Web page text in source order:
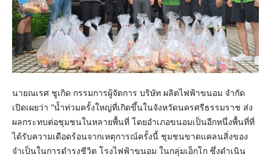
นายณเรศ ชูเกิด กรรมการผู้จัดการ บริษัท ผลิตไฟฟ้าขนอม จำกัด
เปิดเผยว่า “น้ำท่วมครั้งใหญ่ที่เกิดขึ้นในจังหวัดนครศรีธรรมราช ส่ง
ผลกระทบต่อชุมชนในหลายพื้นที่ โดยอำเภอขนอมเป็นอีกหนึ่งพื้นที่ที่
ได้รับความเดือดร้อนจากเหตุการณ์ครั้งนี้ ชุมชนขาดแคลนสิ่งของ
จำเป็นในการดำรงชีวิต โรงไฟฟ้าขนอม ในกลุ่มเอ็กโก ซึ่งดำเนิน